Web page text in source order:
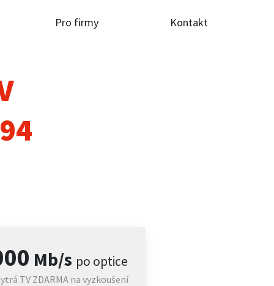
Pro firmy Kontakt
Mb/s po optice
TV ZDARMA na vyzkoušení